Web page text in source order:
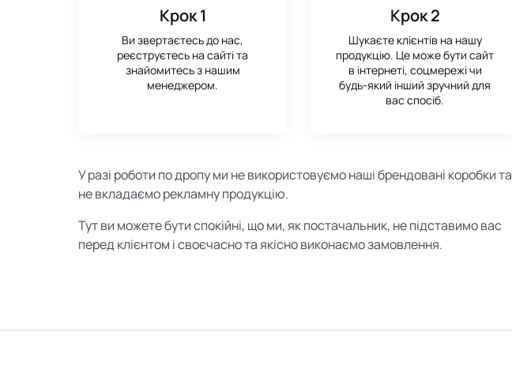
Крок 1
Ви звертаєтесь до нас,
реєструєтесь на сайті та
знайомитесь з нашим
менеджером.
Крок 2
Шукаєте клієнтів на нашу
продукцію. Це може бути сайт
в інтернеті, соцмережі чи
будь-який інший зручний для
вас спосіб.
У разі роботи по дропу ми не використовуємо наші брендовані коробки та
не вкладаємо рекламну продукцію.
Тут ви можете бути спокійні, що ми, як постачальник, не підставимо вас
перед клієнтом і своєчасно та якісно виконаємо замовлення.